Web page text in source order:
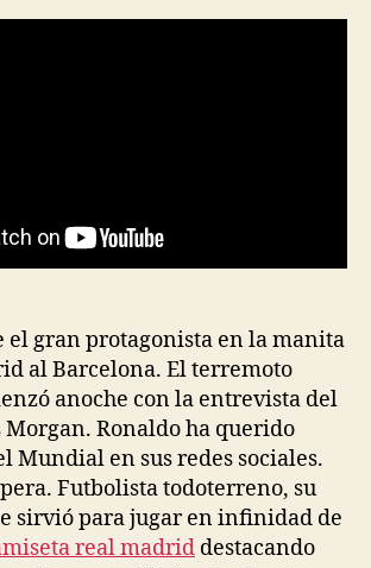
el gran protagonista en la manita
al Barcelona. El terremoto
anoche con la entrevista del
Morgan. Ronaldo ha querido
Mundial en sus redes sociales.
Futbolista todoterreno, su
sirvió para jugar en infinidad de
real madrid destacando